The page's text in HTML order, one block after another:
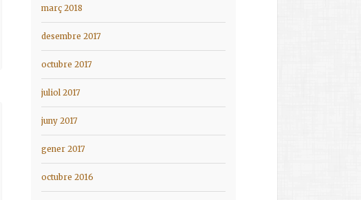
març 2018
desembre 2017
octubre 2017
juliol 2017
juny 2017
gener 2017
octubre 2016